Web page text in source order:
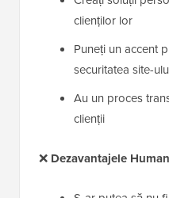
clienților lor
Puneți un accent
securitatea site-
Au un proces
clienții
❌ Dezavantajele